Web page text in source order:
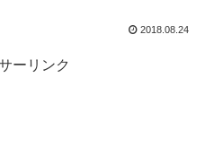
2018.08.24
ーリンク